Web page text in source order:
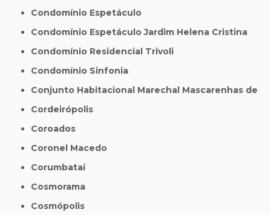
Condomínio Espetáculo
Condomínio Espetáculo Jardim Helena Cristina
Condomínio Residencial Trivoli
Condomínio Sinfonia
Conjunto Habitacional Marechal Mascarenhas de
Cordeirópolis
Coroados
Coronel Macedo
Corumbataí
Cosmorama
Cosmópolis